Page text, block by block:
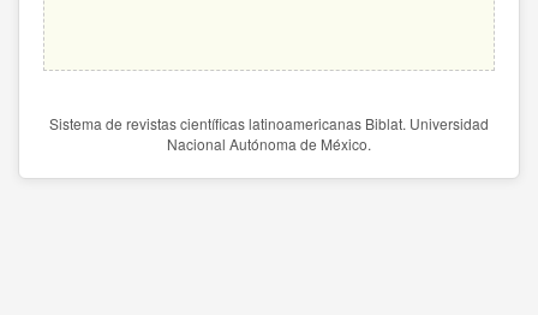
Sistema de revistas científicas latinoamericanas Biblat. Universidad
Nacional Autónoma de México.